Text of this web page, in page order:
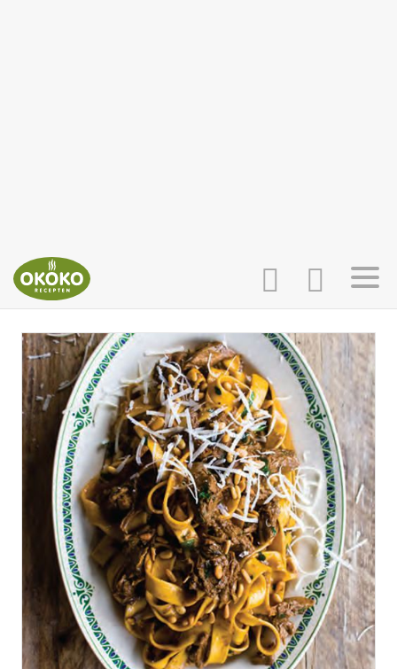
INLOGGEN
AANMELDEN
HOME
RECEPTEN
WEEKMENU'S
KOOKBOEKEN